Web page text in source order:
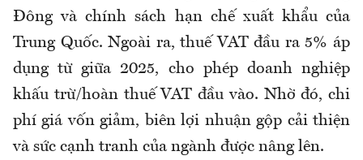
Đông và chính sách hạn chế xuất khẩu của
Trung Quốc. Ngoài ra, thuế VAT đầu ra 5% áp
dụng từ giữa 2025, cho phép doanh nghiệp
khấu trừ/hoàn thuế VAT đầu vào. Nhờ đó, chi
phí giá vốn giảm, biên lợi nhuận gộp cải thiện
và sức cạnh tranh của ngành được nâng lên.